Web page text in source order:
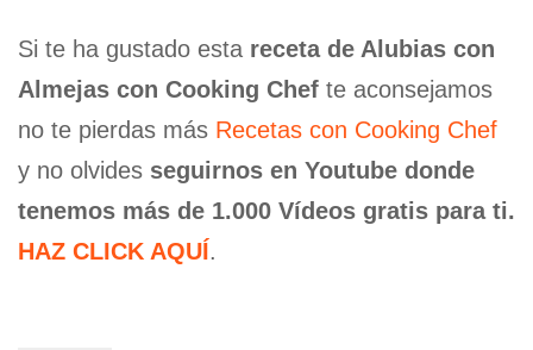
Si te ha gustado esta receta de Alubias con
Almejas con Cooking Chef te aconsejamos
no te pierdas más Recetas con Cooking Chef
y no olvides seguirnos en Youtube donde
tenemos más de 1.000 Vídeos gratis para ti.
HAZ CLICK AQUÍ.